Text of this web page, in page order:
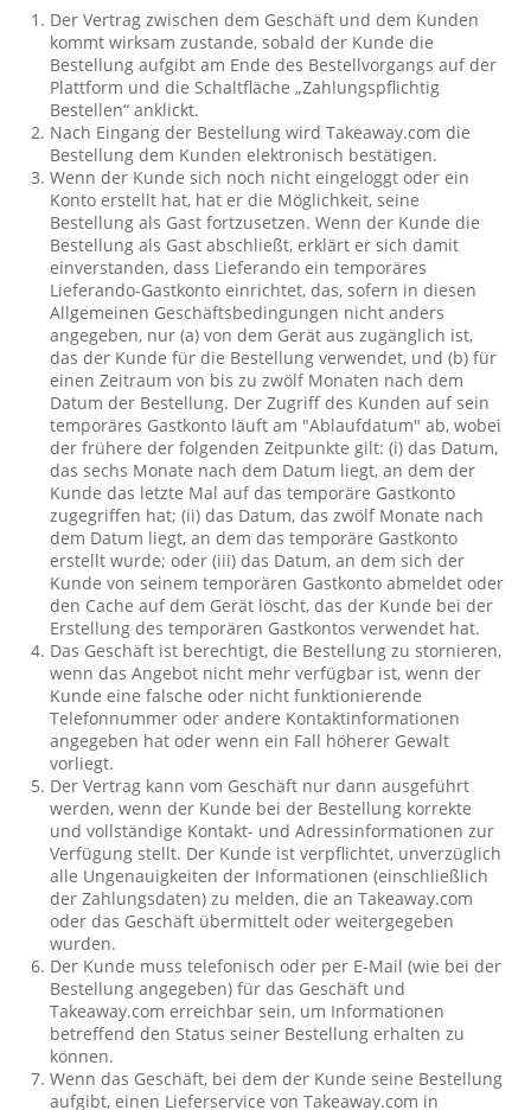
Der Vertrag zwischen dem Geschäft und dem Kunden
kommt wirksam zustande, sobald der Kunde die
Bestellung aufgibt am Ende des Bestellvorgangs auf der
Plattform und die Schaltfläche „Zahlungspflichtig
Bestellen“ anklickt.
Nach Eingang der Bestellung wird Takeaway.com die
Bestellung dem Kunden elektronisch bestätigen.
Wenn der Kunde sich noch nicht eingeloggt oder ein
Konto erstellt hat, hat er die Möglichkeit, seine
Bestellung als Gast fortzusetzen. Wenn der Kunde die
Bestellung als Gast abschließt, erklärt er sich damit
einverstanden, dass Lieferando ein temporäres
Lieferando-Gastkonto einrichtet, das, sofern in diesen
Allgemeinen Geschäftsbedingungen nicht anders
angegeben, nur (a) von dem Gerät aus zugänglich ist,
das der Kunde für die Bestellung verwendet, und (b) für
einen Zeitraum von bis zu zwölf Monaten nach dem
Datum der Bestellung. Der Zugriff des Kunden auf sein
temporäres Gastkonto läuft am "Ablaufdatum" ab, wobei
der frühere der folgenden Zeitpunkte gilt: (i) das Datum,
das sechs Monate nach dem Datum liegt, an dem der
Kunde das letzte Mal auf das temporäre Gastkonto
zugegriffen hat; (ii) das Datum, das zwölf Monate nach
dem Datum liegt, an dem das temporäre Gastkonto
erstellt wurde; oder (iii) das Datum, an dem sich der
Kunde von seinem temporären Gastkonto abmeldet oder
den Cache auf dem Gerät löscht, das der Kunde bei der
Erstellung des temporären Gastkontos verwendet hat.
Das Geschäft ist berechtigt, die Bestellung zu stornieren,
wenn das Angebot nicht mehr verfügbar ist, wenn der
Kunde eine falsche oder nicht funktionierende
Telefonnummer oder andere Kontaktinformationen
angegeben hat oder wenn ein Fall höherer Gewalt
vorliegt.
Der Vertrag kann vom Geschäft nur dann ausgeführt
werden, wenn der Kunde bei der Bestellung korrekte
und vollständige Kontakt- und Adressinformationen zur
Verfügung stellt. Der Kunde ist verpflichtet, unverzüglich
alle Ungenauigkeiten der Informationen (einschließlich
der Zahlungsdaten) zu melden, die an Takeaway.com
oder das Geschäft übermittelt oder weitergegeben
wurden.
Der Kunde muss telefonisch oder per E-Mail (wie bei der
Bestellung angegeben) für das Geschäft und
Takeaway.com erreichbar sein, um Informationen
betreffend den Status seiner Bestellung erhalten zu
können.
Wenn das Geschäft, bei dem der Kunde seine Bestellung
aufgibt, einen Lieferservice von Takeaway.com in